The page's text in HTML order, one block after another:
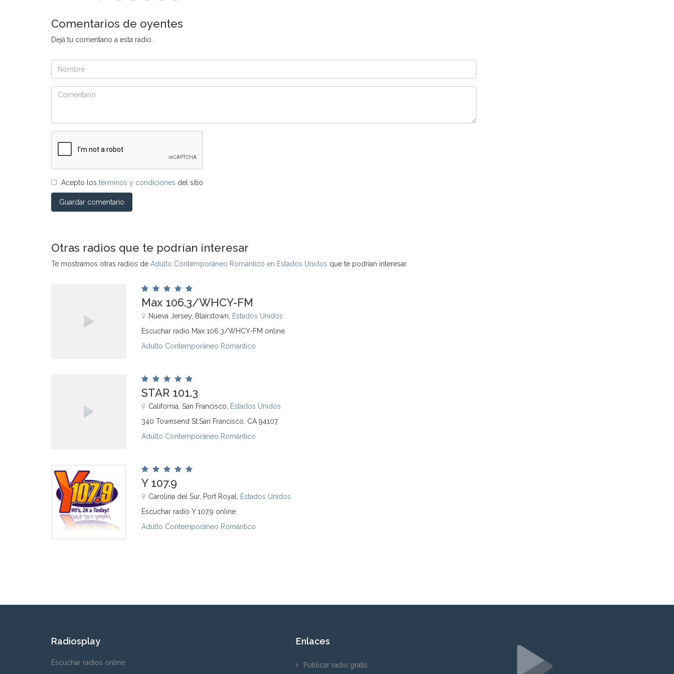
Comentarios de oyentes
Dejá tu comentario a esta radio.
Acepto los términos y condiciones del sitio
Guardar comentario
Otras radios que te podrían interesar
Te mostramos otras radios de Adulto Contemporáneo Romántico en Estados Unidos que te podrían interesar.
Max 106.3/WHCY-FM
Nueva Jersey, Blairstown,
Estados Unidos
Escuchar radio Max 106.3/WHCY-FM online
Adulto Contemporáneo Romántico
STAR 101.3
California, San Francisco,
Estados Unidos
340 Townsend St.San Francisco, CA 94107
Adulto Contemporáneo Romántico
Y 107.9
Carolina del Sur, Port Royal,
Estados Unidos
Escuchar radio Y 107.9 online
Adulto Contemporáneo Romántico
Radiosplay
Escuchar radios online
Enlaces
Publicar radio gratis